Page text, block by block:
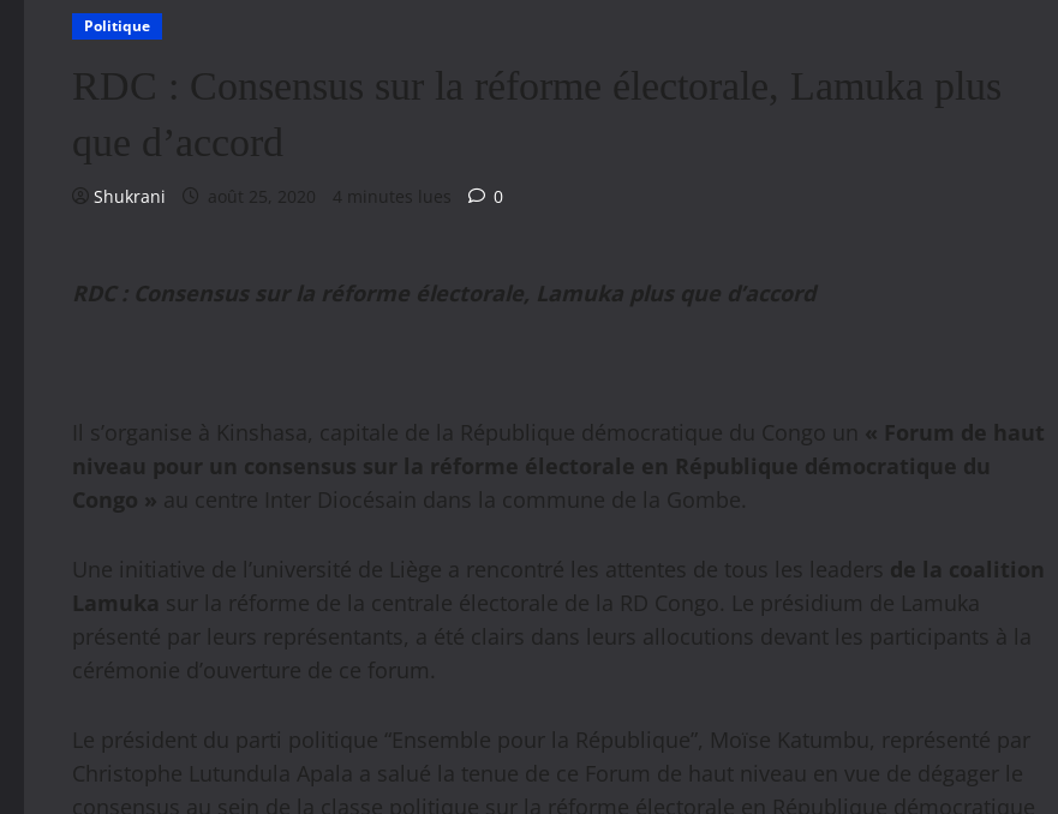
Politique
RDC : Consensus sur la réforme électorale, Lamuka plus
que d’accord
Shukrani août 25, 2020 4 minutes lues 0
RDC : Consensus sur la réforme électorale, Lamuka plus que d’accord
Il s’organise à Kinshasa, capitale de la République démocratique du Congo un « Forum de haut
niveau pour un consensus sur la réforme électorale en République démocratique du
Congo » au centre Inter Diocésain dans la commune de la Gombe.
Une initiative de l’université de Liège a rencontré les attentes de tous les leaders de la coalition
Lamuka sur la réforme de la centrale électorale de la RD Congo. Le présidium de Lamuka
présenté par leurs représentants, a été clairs dans leurs allocutions devant les participants à la
cérémonie d’ouverture de ce forum.
Le président du parti politique “Ensemble pour la République”, Moïse Katumbu, représenté par
Christophe Lutundula Apala a salué la tenue de ce Forum de haut niveau en vue de dégager le
consensus au sein de la classe politique sur la réforme électorale en République démocratique